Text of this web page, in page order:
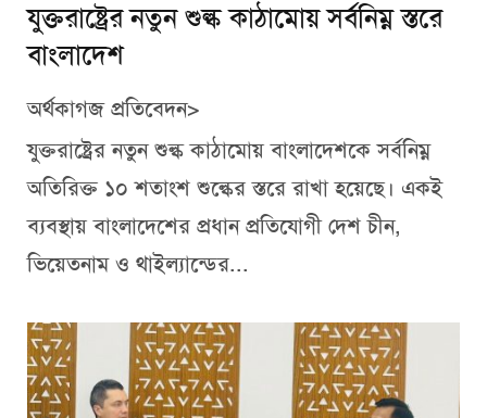
যুক্তরাষ্ট্রের নতুন শুল্ক কাঠামোয় সর্বনিম্ন স্তরে
বাংলাদেশ
অর্থকাগজ প্রতিবেদন>
যুক্তরাষ্ট্রের নতুন শুল্ক কাঠামোয় বাংলাদেশকে সর্বনিম্ন
অতিরিক্ত ১০ শতাংশ শুল্কের স্তরে রাখা হয়েছে। একই
ব্যবস্থায় বাংলাদেশের প্রধান প্রতিযোগী দেশ চীন,
ভিয়েতনাম ও থাইল্যান্ডের...